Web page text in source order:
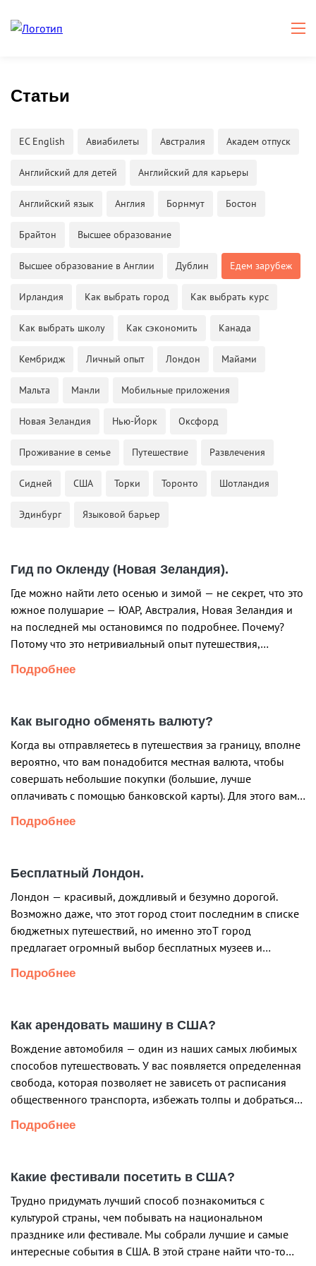
Статьи
EC English Авиабилеты Австралия Академ отпуск
Английский для детей Английский для карьеры
Английский язык Англия Борнмут Бостон
Брайтон Высшее образование
Высшее образование в Англии Дублин Едем зарубеж
Ирландия Как выбрать город Как выбрать курс
Как выбрать школу Как сэкономить Канада
Кембридж Личный опыт Лондон Майами
Мальта Манли Мобильные приложения
Новая Зеландия Нью-Йорк Оксфорд
Проживание в семье Путешествие Развлечения
Сидней США Торки Торонто Шотландия
Эдинбург Языковой барьер
Гид по Окленду (Новая Зеландия).
Где можно найти лето осенью и зимой — не секрет, что это
южное полушарие — ЮАР, Австралия, Новая Зеландия и
на последней мы остановимся по подробнее. Почему?
Потому что это нетривиальный опыт путешествия,
более легкий процесс получения визы и школы
Подробнее
Как выгодно обменять валюту?
Когда вы отправляетесь в путешествия за границу, вполне
вероятно, что вам понадобится местная валюта, чтобы
совершать небольшие покупки (большие, лучше
оплачивать с помощью банковской карты). Для этого вам
рубли или доллары США) на монеты и банкноты другой
Подробнее
Бесплатный Лондон.
Лондон — красивый, дождливый и безумно дорогой.
Возможно даже, что этот город стоит последним в списке
бюджетных путешествий, но именно этоТ город
предлагает огромный выбор бесплатных музеев и
отправиться бесплатно. THE NATURAL HISTORY MUSEUM
Подробнее
Как арендовать машину в США?
Вождение автомобиля — один из наших самых любимых
способов путешествовать. У вас появляется определенная
свобода, которая позволяет не зависеть от расписания
общественного транспорта, избежать толпы и добраться
как вождение — идеальная форма путешествия для
Подробнее
Какие фестивали посетить в США?
Трудно придумать лучший способ познакомиться с
культурой страны, чем побывать на национальном
празднике или фестивале. Мы собрали лучшие и самые
интересные события в США. В этой стране найти что-то